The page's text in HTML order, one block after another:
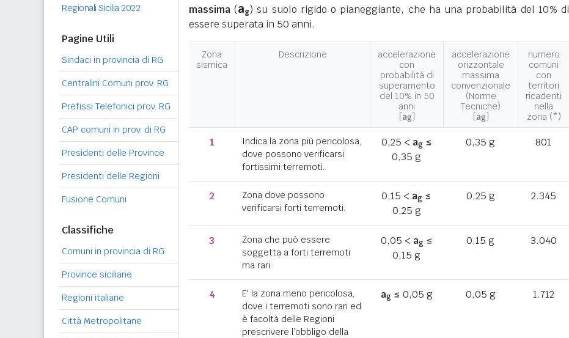
Regionali Sicilia 2022
Pagine Utili
Sindaci in provincia di RG
Centralini Comuni prov. RG
Prefissi Telefonici prov. RG
CAP comuni in prov. di RG
Presidenti delle Province
Presidenti delle Regioni
Fusione Comuni
Classifiche
Comuni in provincia di RG
Province siciliane
Regioni italiane
Città Metropolitane
massima (ag) su suolo rigido o pianeggiante, che ha una probabilità del 10% di
essere superata in 50 anni.
Zona
sismica
Descrizione
accelerazione
con
probabilità di
superamento
del 10% in 50
anni
[ag]
accelerazione
orizzontale
massima
convenzionale
(Norme
Tecniche)
[ag]
numero
comuni
con
territori
ricadenti
nella
zona (*)
1
Indica la zona più pericolosa,
dove possono verificarsi
fortissimi terremoti.
0,25 < ag≤
0,35 g
0,35 g 801
2
Zona dove possono
verificarsi forti terremoti.
0,15 < ag ≤
0,25 g
0,25 g 2.345
3
Zona che può essere
soggetta a forti terremoti
ma rari.
0,05 < ag≤
0,15 g
0,15 g 3.040
4
E' la zona meno pericolosa,
dove i terremoti sono rari ed
è facoltà delle Regioni
prescrivere l’obbligo della
ag≤ 0,05 g 0,05 g 1.712